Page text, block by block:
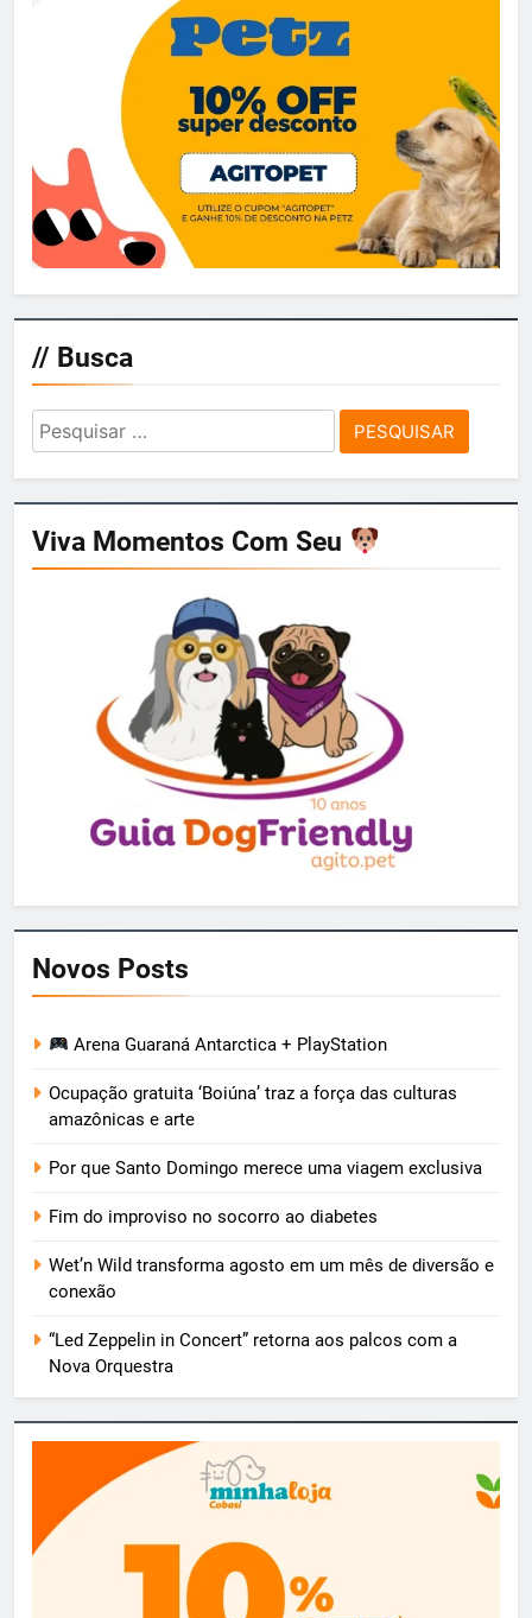
// Busca
Pesquisar
por:
Viva Momentos Com Seu
Novos Posts
Arena Guaraná Antarctica + PlayStation
Ocupação gratuita ‘Boiúna’ traz a força das culturas
amazônicas e arte
Por que Santo Domingo merece uma viagem exclusiva
Fim do improviso no socorro ao diabetes
Wet’n Wild transforma agosto em um mês de diversão e
conexão
“Led Zeppelin in Concert” retorna aos palcos com a
Nova Orquestra